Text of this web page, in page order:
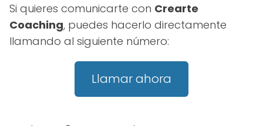
Si quieres comunicarte con Crearte
Coaching, puedes hacerlo directamente
llamando al siguiente número:
Llamar ahora